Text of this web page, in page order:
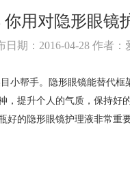
你用对隐形眼镜
日期：2016-04-28 作者：
小帮手。隐形眼镜能替代
，提升个人的气质，保持
好的隐形眼镜护理液非常